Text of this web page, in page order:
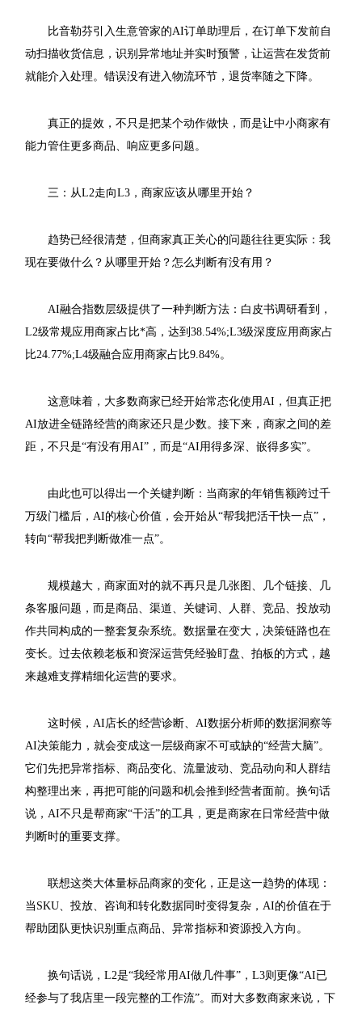
比音勒芬引入生意管家的AI订单助理后，在订单下发前自
动扫描收货信息，识别异常地址并实时预警，让运营在发货前
就能介入处理。错误没有进入物流环节，退货率随之下降。
真正的提效，不只是把某个动作做快，而是让中小商家有
能力管住更多商品、响应更多问题。
三：从L2走向L3，商家应该从哪里开始？
趋势已经很清楚，但商家真正关心的问题往往更实际：我
现在要做什么？从哪里开始？怎么判断有没有用？
AI融合指数层级提供了一种判断方法：白皮书调研看到，
L2级常规应用商家占比*高，达到38.54%;L3级深度应用商家占
比24.77%;L4级融合应用商家占比9.84%。
这意味着，大多数商家已经开始常态化使用AI，但真正把
AI放进全链路经营的商家还只是少数。接下来，商家之间的差
距，不只是“有没有用AI”，而是“AI用得多深、嵌得多实”。
由此也可以得出一个关键判断：当商家的年销售额跨过千
万级门槛后，AI的核心价值，会开始从“帮我把活干快一点”，
转向“帮我把判断做准一点”。
规模越大，商家面对的就不再只是几张图、几个链接、几
条客服问题，而是商品、渠道、关键词、人群、竞品、投放动
作共同构成的一整套复杂系统。数据量在变大，决策链路也在
变长。过去依赖老板和资深运营凭经验盯盘、拍板的方式，越
来越难支撑精细化运营的要求。
这时候，AI店长的经营诊断、AI数据分析师的数据洞察等
AI决策能力，就会变成这一层级商家不可或缺的“经营大脑”。
它们先把异常指标、商品变化、流量波动、竞品动向和人群结
构整理出来，再把可能的问题和机会推到经营者面前。换句话
说，AI不只是帮商家“干活”的工具，更是商家在日常经营中做
判断时的重要支撑。
联想这类大体量标品商家的变化，正是这一趋势的体现：
当SKU、投放、咨询和转化数据同时变得复杂，AI的价值在于
帮助团队更快识别重点商品、异常指标和资源投入方向。
换句话说，L2是“我经常用AI做几件事”，L3则更像“AI已
经参与了我店里一段完整的工作流”。而对大多数商家来说，下